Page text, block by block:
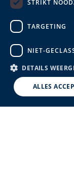
STRIKT
TARGETING
NIET-
DETAILS
ALLES